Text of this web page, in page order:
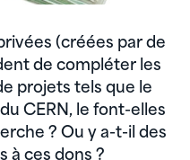
(créées par de
de compléter les
projets tels que le
CERN, le font-elles
? Ou y a-t-il des
à ces dons ?